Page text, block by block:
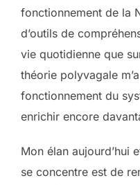
fonctionnement de la
d’outils de
vie quotidienne que
théorie polyvagale
fonctionnement du
enrichir encore
Mon élan aujourd’hui
se concentre est de